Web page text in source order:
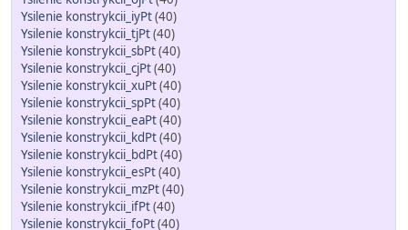
Ysilenie konstrykcii_iyPt(40)
Ysilenie konstrykcii_tjPt(40)
Ysilenie konstrykcii_sbPt(40)
Ysilenie konstrykcii_cjPt(40)
Ysilenie konstrykcii_xuPt(40)
Ysilenie konstrykcii_spPt(40)
Ysilenie konstrykcii_eaPt(40)
Ysilenie konstrykcii_kdPt(40)
Ysilenie konstrykcii_bdPt(40)
Ysilenie konstrykcii_esPt(40)
Ysilenie konstrykcii_mzPt(40)
Ysilenie konstrykcii_ifPt(40)
Ysilenie konstrykcii_foPt(40)